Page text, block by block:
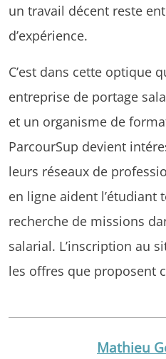
un travail décent reste
d’expérience.
C’est dans cette optique
entreprise de portage
et un organisme de
ParcourSup devient
leurs réseaux de
en ligne aident l’étudiant
recherche de missions
salarial. L’inscription au
les offres que proposent
Mathieu